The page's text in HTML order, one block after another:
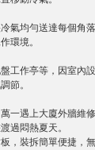
氣均勻送達每個角
環境。
工作亭等，因室內
節。
一遇上大廈外牆維
過悶熱夏天。
，裝拆簡單便捷，